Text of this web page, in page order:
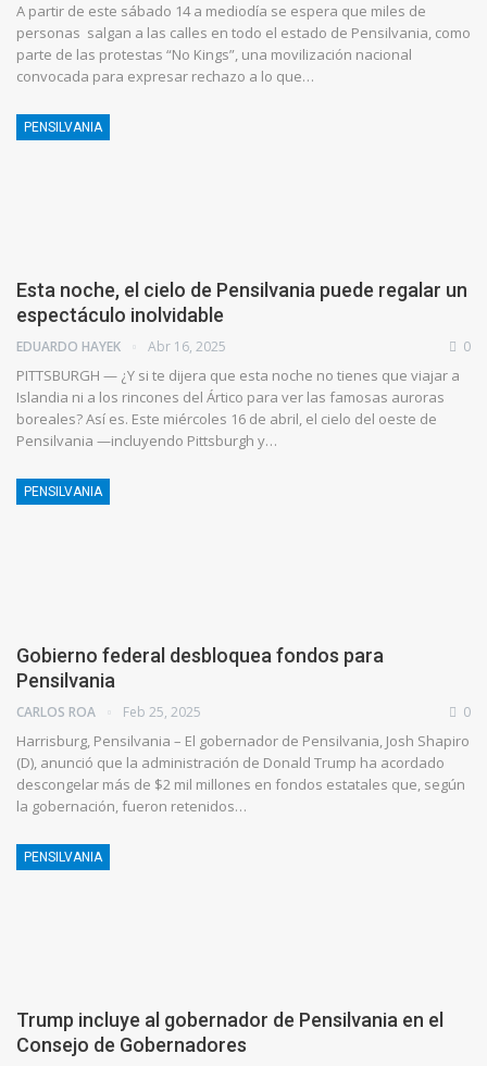
A partir de este sábado 14 a mediodía se espera que miles de
personas salgan a las calles en todo el estado de Pensilvania, como
parte de las protestas “No Kings”, una movilización nacional
convocada para expresar rechazo a lo que…
PENSILVANIA
Esta noche, el cielo de Pensilvania puede regalar un
espectáculo inolvidable
EDUARDO HAYEK Abr 16, 2025 0
PITTSBURGH — ¿Y si te dijera que esta noche no tienes que viajar a
Islandia ni a los rincones del Ártico para ver las famosas auroras
boreales? Así es. Este miércoles 16 de abril, el cielo del oeste de
Pensilvania —incluyendo Pittsburgh y…
PENSILVANIA
Gobierno federal desbloquea fondos para
Pensilvania
CARLOS ROA Feb 25, 2025 0
Harrisburg, Pensilvania – El gobernador de Pensilvania, Josh Shapiro
(D), anunció que la administración de Donald Trump ha acordado
descongelar más de $2 mil millones en fondos estatales que, según
la gobernación, fueron retenidos…
PENSILVANIA
Trump incluye al gobernador de Pensilvania en el
Consejo de Gobernadores